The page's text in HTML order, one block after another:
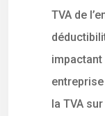
TVA de
la TVA